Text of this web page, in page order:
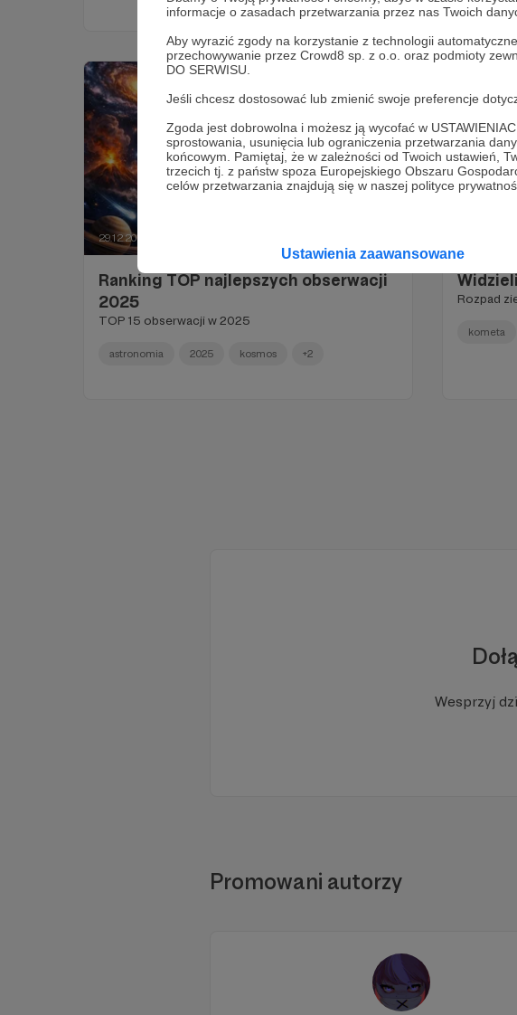
informacje o zasadach przetwarzania przez nas Twoich
Aby wyrazić zgody na korzystanie z technologii
przechowywanie przez Crowd8 sp. z o.o. oraz podmioty
DO SERWISU.
Jeśli chcesz dostosować lub zmienić swoje preferencje
Zgoda jest dobrowolna i możesz ją wycofać w
sprostowania, usunięcia lub ograniczenia przetwarzania
końcowym. Pamiętaj, że w zależności od Twoich ustawień,
trzecich tj. z państw spoza Europejskiego Obszaru
celów przetwarzania znajdują się w naszej polityce
Ustawienia zaawansowane
29.12.2025
Ranking TOP najlepszych obserwacji
2025
TOP 15 obserwacji w 2025
astronomia 2025 kosmos +2
Rozpad
kometa
Wesprzyj
Promowani autorzy